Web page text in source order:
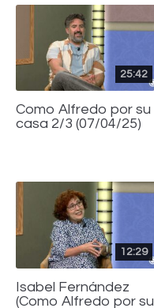
25:42
Como Alfredo por su
casa 2/3 (07/04/25)
12:29
Isabel Fernández
(Como Alfredo por su